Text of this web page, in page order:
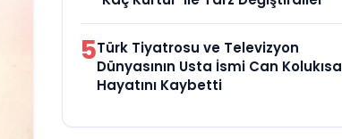
5Türk Tiyatrosu ve Televizyon
Dünyasının Usta İsmi Can Kolukısa
Hayatını Kaybetti